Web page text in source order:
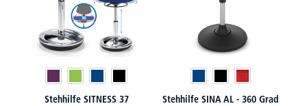
Stehhilfe SITNESS 37
Stehhilfe SINA AL - 360 Grad